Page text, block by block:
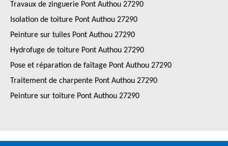
Travaux de zinguerie Pont Authou 27290
Isolation de toiture Pont Authou 27290
Peinture sur tuiles Pont Authou 27290
Hydrofuge de toiture Pont Authou 27290
Pose et réparation de faîtage Pont Authou 27290
Traitement de charpente Pont Authou 27290
Peinture sur toiture Pont Authou 27290